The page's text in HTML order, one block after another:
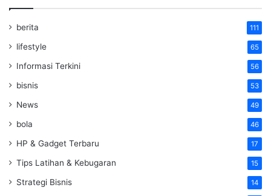
berita 111
lifestyle 65
Informasi Terkini 56
bisnis 53
News 49
bola 46
HP & Gadget Terbaru 17
Tips Latihan & Kebugaran 15
Strategi Bisnis 14